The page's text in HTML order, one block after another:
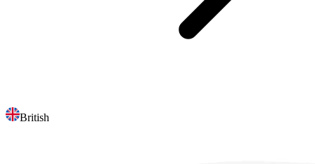
British